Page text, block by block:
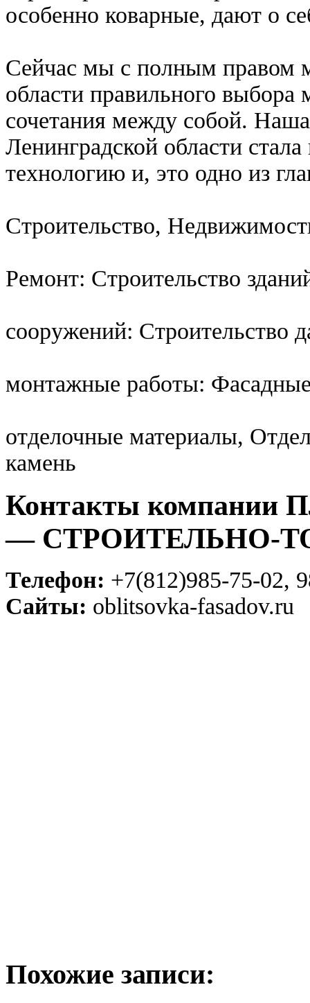
особенно коварные, дают о
Сейчас мы с полным правом
области правильного выбора
сочетания между собой.
Ленинградской области
технологию и, это одно из
Строительство,
Ремонт: Строительство
сооружений: Строительство
монтажные работы:
отделочные материалы,
камень
Контакты
— СТРОИТЕЛЬНО-
Телефон: +7(812)985-75-02,
Сайты: oblitsovka-fasadov.ru
Похожие записи: